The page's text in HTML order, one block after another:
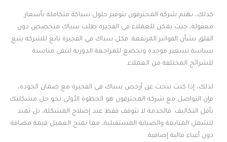
كذلك، تهتم شركة المحترفون بتوفير حلول سباكة متكاملة بأسعار
معقولة، حيث يمكن للعملاء في الفجيرة طلب سباك متخصص دون
القلق بشأن الفواتير المرتفعة. فكل سباك في الفجيرة تابع للشركة يتبع
سياسة تسعير موحدة وتخضع للمراجعة الدورية لتبقى مناسبة
للشرائح المختلفة من العملاء.
لذلك، إذا كنت تبحث عن أرخص سباك في الفجيرة مع ضمان الجودة،
فإن التواصل مع شركة المحترفون هو الخطوة الأولى نحو حل مشكلتك
بأقل التكاليف. فالخدمة لا تتوقف فقط عند إصلاح المشكلة، بل تمتد
لتشمل المتابعة والصيانة المستقبلية، مما يمنح العميل قيمة مضافة
دون أعباء مالية إضافية.